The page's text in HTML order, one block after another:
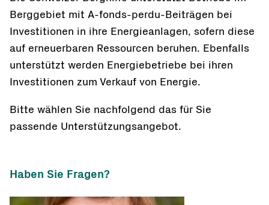
Berggebiet mit A-fonds-perdu-Beiträgen bei
Investitionen in ihre Energieanlagen, sofern diese
auf erneuerbaren Ressourcen beruhen. Ebenfalls
unterstützt werden Energiebetriebe bei ihren
Investitionen zum Verkauf von Energie.
Bitte wählen Sie nachfolgend das für Sie
passende Unterstützungsangebot.
Haben Sie Fragen?